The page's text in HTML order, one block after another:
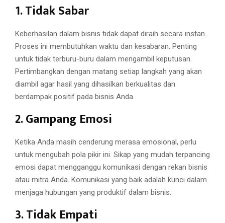
1. Tidak Sabar
Keberhasilan dalam bisnis tidak dapat diraih secara instan.
Proses ini membutuhkan waktu dan kesabaran. Penting
untuk tidak terburu-buru dalam mengambil keputusan.
Pertimbangkan dengan matang setiap langkah yang akan
diambil agar hasil yang dihasilkan berkualitas dan
berdampak positif pada bisnis Anda.
2. Gampang Emosi
Ketika Anda masih cenderung merasa emosional, perlu
untuk mengubah pola pikir ini. Sikap yang mudah terpancing
emosi dapat mengganggu komunikasi dengan rekan bisnis
atau mitra Anda. Komunikasi yang baik adalah kunci dalam
menjaga hubungan yang produktif dalam bisnis.
3. Tidak Empati